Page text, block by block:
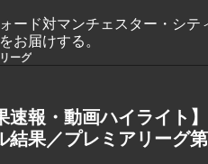
ード対マンチェスター・シテ
お届けする。
ーグ
速報・動画ハイライト
結果／プレミアリーグ